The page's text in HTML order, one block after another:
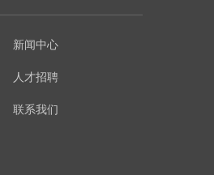
新闻中心
人才招聘
联系我们